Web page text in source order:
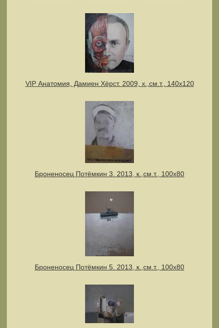
VIP Анатомия, Дамиен Хёрст. 2009, х.,см.т., 140х120
Броненосец Потёмкин 3. 2013, к.,см.т., 100х80
Броненосец Потёмкин 5. 2013, к.,см.т., 100х80